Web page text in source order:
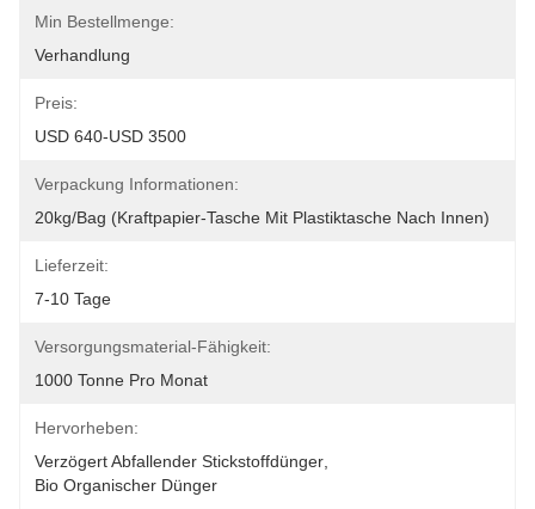
Min Bestellmenge:
Verhandlung
Preis:
USD 640-USD 3500
Verpackung Informationen:
20kg/bag (Kraftpapier-Tasche Mit Plastiktasche Nach Innen)
Lieferzeit:
7-10 Tage
Versorgungsmaterial-Fähigkeit:
1000 Tonne Pro Monat
Hervorheben:
Verzögert Abfallender Stickstoffdünger
Bio Organischer Dünger